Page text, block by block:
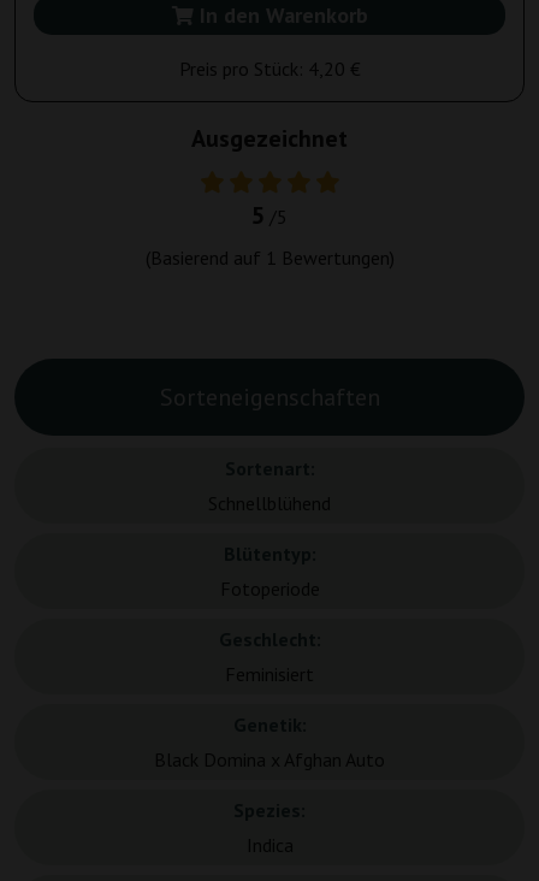
In den Warenkorb
Preis pro Stück: 4,20 €
Ausgezeichnet
5 /5
(Basierend auf 1 Bewertungen)
Sorteneigenschaften